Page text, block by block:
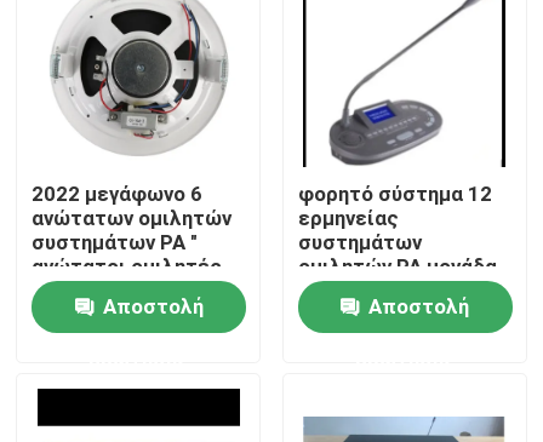
2022 μεγάφωνο 6
ανώτατων ομιλητών
συστημάτων PA "
ανώτατοι ομιλητές
1.5W-3W-6W
Αποστολή
φορητό σύστημα 12
ερμηνείας
συστημάτων
ομιλητών PA μονάδα
διερμηνέων καναλιών
Αποστολή